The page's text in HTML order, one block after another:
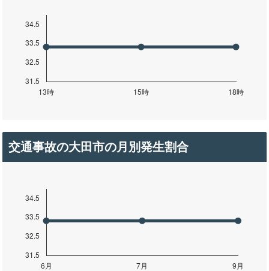
交通事故の大田市の月別発生割合